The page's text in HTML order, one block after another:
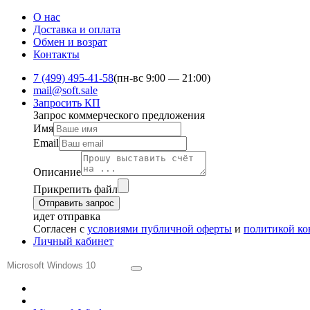
О нас
Доставка и оплата
Обмен и ​возрат
Контакты
7 (499) 495-41-58(пн-вс 9:00 — 21:00)
mail@soft.sale
Запросить КП
Запрос коммерческого предложения
Имя
Email
Описание
Прикрепить файл
Отправить запрос
идет отправка
Согласен с условиями публичной оферты и политикой
Личный кабинет